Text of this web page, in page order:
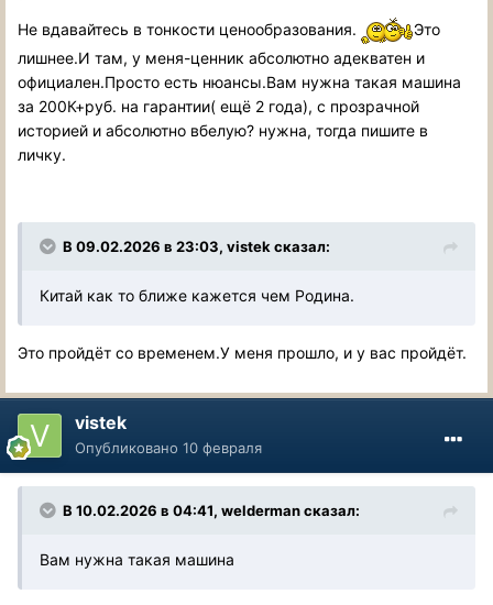
Не вдавайтесь в тонкости ценообразования.
Это
лишнее.И там, у меня-ценник абсолютно адекватен и
официален.Просто есть нюансы.Вам нужна такая машина
за 200К+руб. на гарантии( ещё 2 года), с прозрачной
историей и абсолютно вбелую? нужна, тогда пишите в
личку.
В 09.02.2026 в 23:03, vistek сказал:
Китай как то ближе кажется чем Родина.
Это пройдёт со временем.У меня прошло, и у вас пройдёт.
vistek
Опубликовано 10 февраля
В 10.02.2026 в 04:41, weldermanсказал:
Вам нужна такая машина